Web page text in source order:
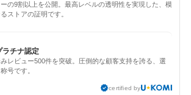
の9割以上を公開。最高レベルの透明性を実現した、模
ストアの証明です。
ラチナ認定
レビュー500件を突破。圧倒的な顧客支持を誇る、選
号です。
certified by